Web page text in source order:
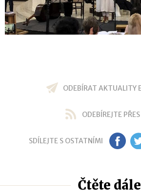
ODEBÍRAT AKTUALITY
ODEBÍREJTE PŘES
SDÍLEJTE S OSTATNÍMI FB
Čtěte dále